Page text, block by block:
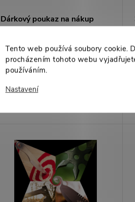
Tento web používá soubory cookie.
procházením tohoto webu
používáním.
Nastavení
Dárkový poukaz na nákup
500 Kč
Skladem
DETAIL
Udělejte radost svým blízkým!
Dárkový poukaz v různých